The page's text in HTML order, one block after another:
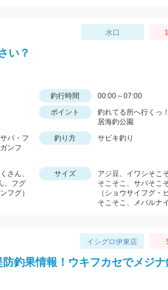
水口
い？
釣行時間
00:00～07:00
ポイント
釣れてる所へ行くっ
居海釣公園
バ・フ
ンフ
釣り方 サビキ釣り
さん、
、フグ
フグ）
サイズ
アジ豆、イワシそこ
そこそこ、サバそこ
（ショウサイフグ・
そこそこ、メバルナ
イシグロ伊東店
防釣果情報！ウキフカセでメジ